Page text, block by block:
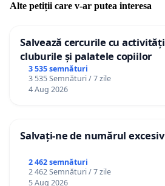
Alte petiții care v-ar putea interesa
Salvează cercurile cu
cluburile și palatele copiilor
3 535 semnături
3 535 Semnături / 7 zile
4 Aug 2026
Salvați-ne de numărul
2 462 semnături
2 462 Semnături / 7 zile
5 Aug 2026